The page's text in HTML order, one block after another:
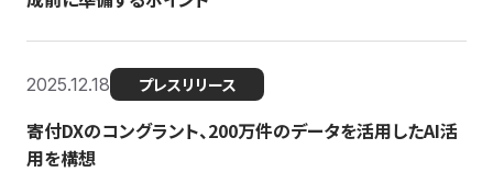
2025.12.18 プレスリリース
寄付DXのコングラント、200万件のデータを活用したAI活
用を構想